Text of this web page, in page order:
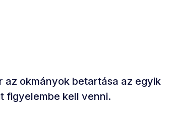
az okmányok betartása az egyik
figyelembe kell venni.